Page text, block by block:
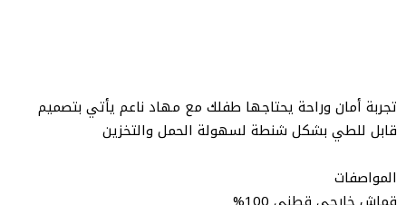
تجربة أمان وراحة يحتاجها طفلك مع مهاد ناعم يأتي بتصميم
قابل للطي بشكل شنطة لسهولة الحمل والتخزين
المواصفات